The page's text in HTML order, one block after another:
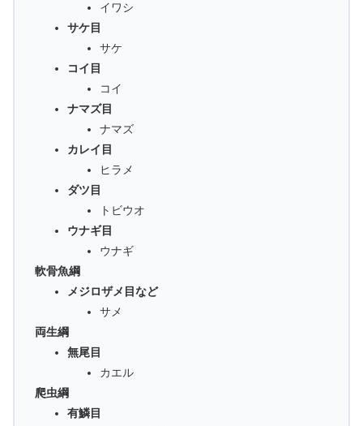
イワシ
サケ目
サケ
コイ目
コイ
ナマズ目
ナマズ
カレイ目
ヒラメ
ダツ目
トビウオ
ウナギ目
ウナギ
軟骨魚綱
メジロザメ目など
サメ
両生綱
無尾目
カエル
爬虫綱
有鱗目